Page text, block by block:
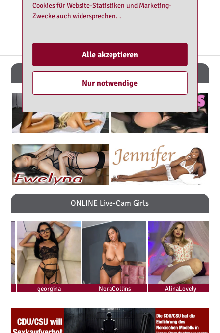
Cookies für Website-Statistiken und Marketing-
Zwecke auch widersprechen. .
Alle akzeptieren
Nur notwendige
Sophie Lorenn
Hotspot
ONLINE Live-Cam Girls
georgina NoraCollins AlinaLovely